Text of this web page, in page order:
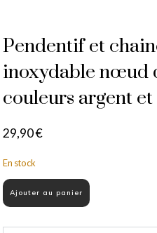
Pendentif et
inoxydable nœud
couleurs argent
29,90€
En stock
Ajouter au panier